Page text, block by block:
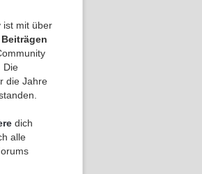
ist mit über
Die
die Jahre
dich
alle